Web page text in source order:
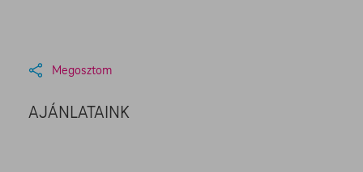
Megosztom
AJÁNLATAINK